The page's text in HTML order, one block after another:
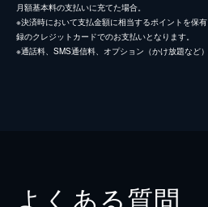
月額基本料の支払いに充てた場合。
※決済時において支払金額に相当するポイントを保
録のクレジットカードでのお支払いとなります。
※通話料、SMS通信料、オプション（かけ放題など
よくある質問